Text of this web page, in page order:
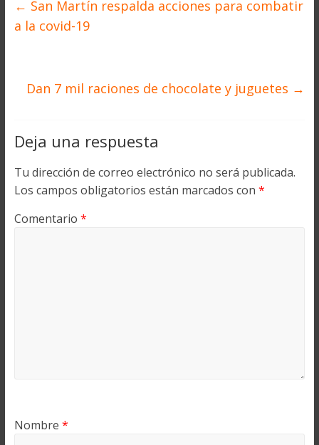
← San Martín respalda acciones para combatir
a la covid-19
Dan 7 mil raciones de chocolate y juguetes →
Deja una respuesta
Tu dirección de correo electrónico no será publicada.
Los campos obligatorios están marcados con *
Comentario *
Nombre *